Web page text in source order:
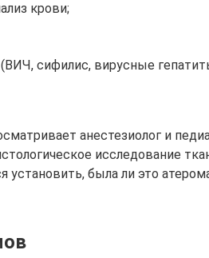
крови;
сифилис, вирусные
анестезиолог и
исследование
установить, была ли это